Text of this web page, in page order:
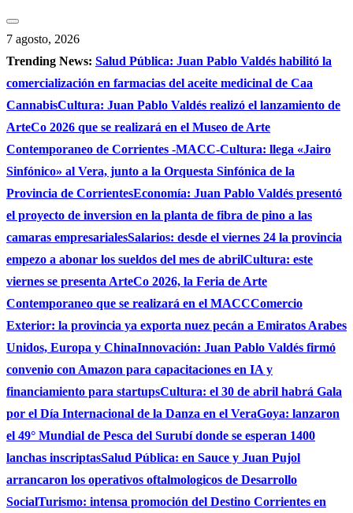
Saltar
al
contenido
7 agosto, 2026
Trending News: Salud Pública: Juan Pablo Valdés habilitó la
comercialización en farmacias del aceite medicinal de Caa
CannabisCultura: Juan Pablo Valdés realizó el lanzamiento de
ArteCo 2026 que se realizará en el Museo de Arte
Contemporaneo de Corrientes -MACC-Cultura: llega «Jairo
Sinfónico» al Vera, junto a la Orquesta Sinfónica de la
Provincia de CorrientesEconomía: Juan Pablo Valdés presentó
el proyecto de inversion en la planta de fibra de pino a las
camaras empresarialesSalarios: desde el viernes 24 la provincia
empezo a abonar los sueldos del mes de abrilCultura: este
viernes se presenta ArteCo 2026, la Feria de Arte
Contemporaneo que se realizará en el MACCComercio
Exterior: la provincia ya exporta nuez pecán a Emiratos Arabes
Unidos, Europa y ChinaInnovación: Juan Pablo Valdés firmó
convenio con Amazon para capacitaciones en IA y
financiamiento para startupsCultura: el 30 de abril habrá Gala
por el Día Internacional de la Danza en el VeraGoya: lanzaron
el 49° Mundial de Pesca del Surubí donde se esperan 1400
lanchas inscriptasSalud Pública: en Sauce y Juan Pujol
arrancaron los operativos oftalmologicos de Desarrollo
SocialTurismo: intensa promoción del Destino Corrientes en